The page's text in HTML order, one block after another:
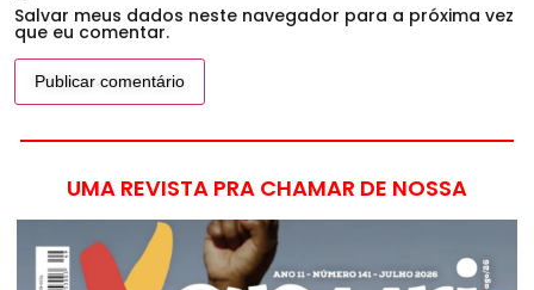
Salvar meus dados neste navegador para a próxima vez
que eu comentar.
UMA REVISTA PRA CHAMAR DE NOSSA